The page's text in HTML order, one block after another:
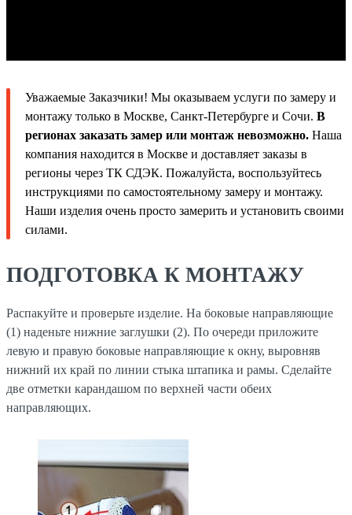
Уважаемые Заказчики! Мы оказываем услуги по замеру и
монтажу только в Москве, Санкт-Петербурге и Сочи. В
регионах заказать замер или монтаж невозможно. Наша
компания находится в Москве и доставляет заказы в
регионы через ТК СДЭК. Пожалуйста, воспользуйтесь
инструкциями по самостоятельному замеру и монтажу.
Наши изделия очень просто замерить и установить своими
силами.
ПОДГОТОВКА К МОНТАЖУ
Распакуйте и проверьте изделие. На боковые направляющие
(1) наденьте нижние заглушки (2). По очереди приложите
левую и правую боковые направляющие к окну, выровняв
нижний их край по линии стыка штапика и рамы. Сделайте
две отметки карандашом по верхней части обеих
направляющих.